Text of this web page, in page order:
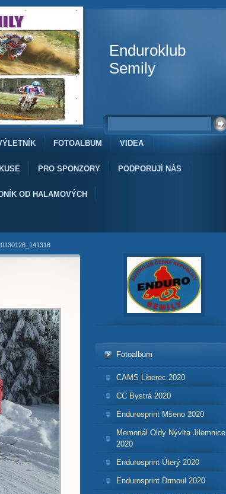
Enduroklub
Semily
FOTOALBUM VIDEA
PRO SPONZORY PODPORUJÍ NÁS
OD HALAMOVÝCH
Fotoalbum
CAMS Liberec 2020
CC Bystrá 2020
Endurosprint Mšeno 2020
Memoriál Oldy Nývlta Jilemnice
2020
Endurosprint Úterý 2020
Endurosprint Drmoul 2020